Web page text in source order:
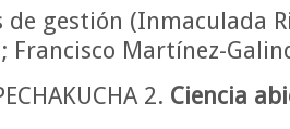
gestión (Inmaculada
Francisco Martínez-
2. Ciencia